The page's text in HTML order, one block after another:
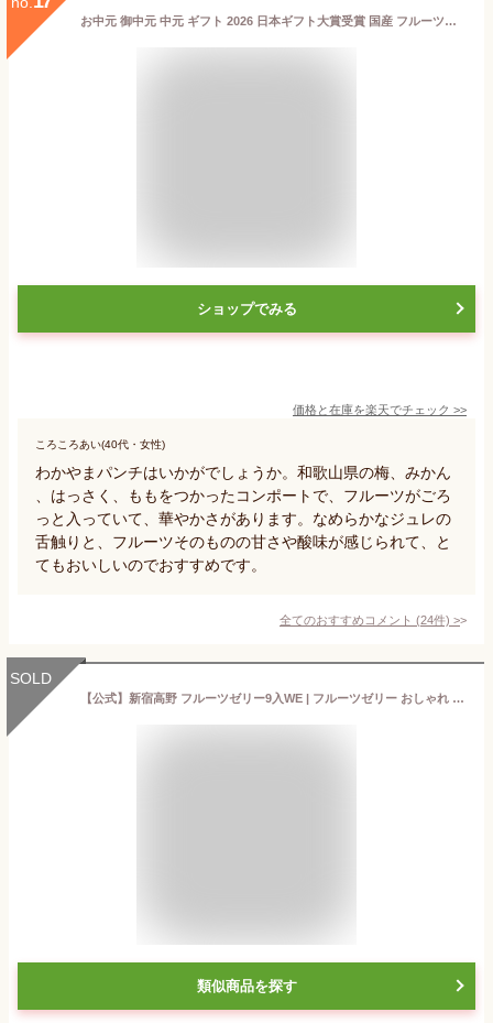
お中元 御中元 中元 ギフト 2026 日本ギフト大賞受賞 国産 フルーツゼリー わかやまポンチ 全て和歌山県産果実のみ使用 プレゼント おしゃれ お返し 詰め合わせ 楽天1位 送料無料 スイーツ 果物 誕生日 出産祝い 3個 4個 6個
ショップでみる
価格と在庫を楽天でチェック >>
ころころあい(40代・女性)
わかやまパンチはいかがでしょうか。和歌山県の梅、みかん
、はっさく、ももをつかったコンポートで、フルーツがごろ
っと入っていて、華やかさがあります。なめらかなジュレの
舌触りと、フルーツそのものの甘さや酸味が感じられて、と
てもおいしいのでおすすめです。
全てのおすすめコメント (24件) >
SOLD
【公式】新宿高野 フルーツゼリー9入WE | フルーツゼリー おしゃれ ギフト 内祝い プレゼント お祝い お礼 お見舞 詰め合わせ セット 高級 果物ゼリー 高野フルーツ お取り寄せ 卒業 入学 ホワイトデー
類似商品を探す